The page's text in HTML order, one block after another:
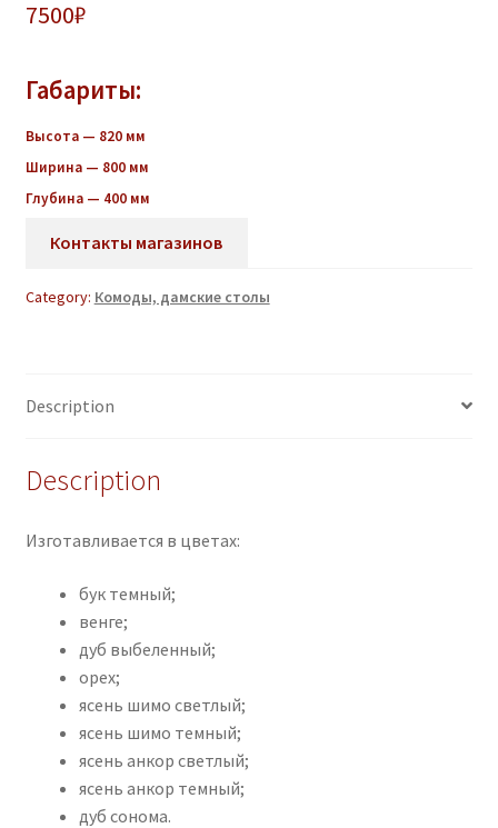
7500₽
Габариты:
Высота — 820 мм
Ширина — 800 мм
Глубина — 400 мм
Контакты магазинов
Category: Комоды, дамские столы
Description
Description
Изготавливается в цветах:
бук темный;
венге;
дуб выбеленный;
орех;
ясень шимо светлый;
ясень шимо темный;
ясень анкор светлый;
ясень анкор темный;
дуб сонома.